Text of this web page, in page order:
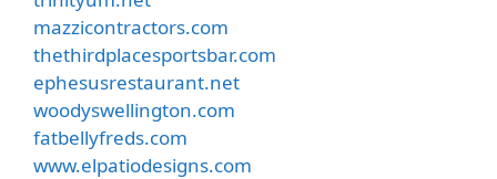
mazzicontractors.com
thethirdplacesportsbar.com
ephesusrestaurant.net
woodyswellington.com
fatbellyfreds.com
www.elpatiodesigns.com